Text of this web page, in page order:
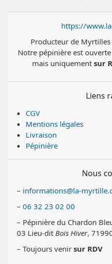
https://
Producteur de
Notre pépinière est
mais uniquement sur
Liens
CGV
Mentions légales
Livraison
Pépinière
Nous
– informations@la-
– 06 32 23 02 00
– Pépinière du Chardon
03 Lieu-dit Bois Hiver,
– Toujours venir sur RDV